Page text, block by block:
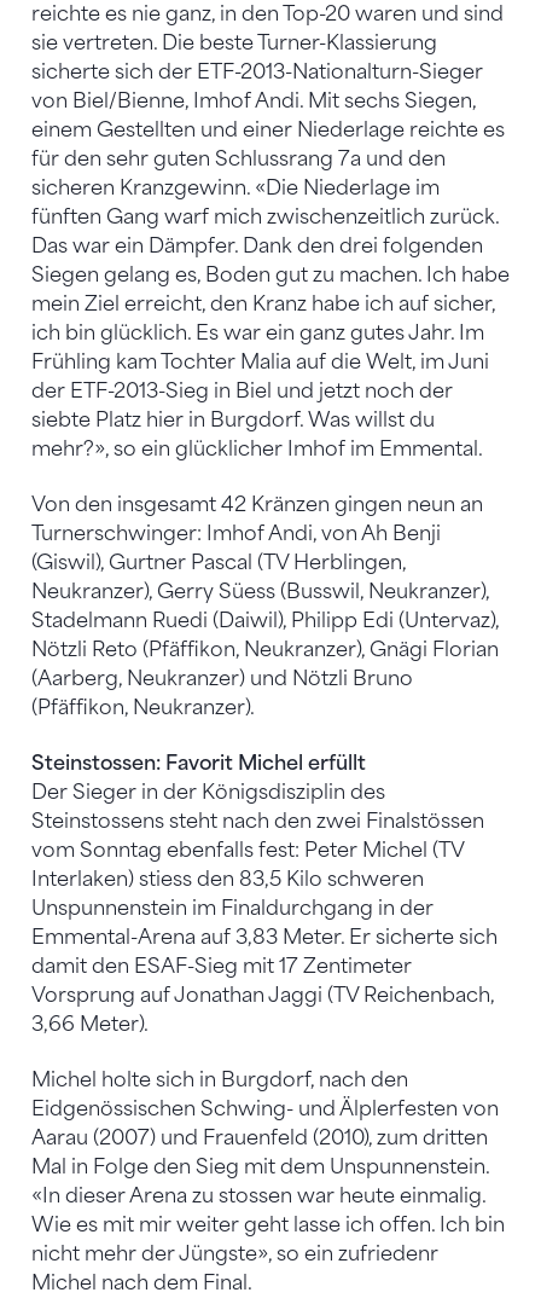
reichte es nie ganz, in den Top-20 waren und sind
sie vertreten. Die beste Turner-Klassierung
sicherte sich der ETF-2013-Nationalturn-Sieger
von Biel/Bienne, Imhof Andi. Mit sechs Siegen,
einem Gestellten und einer Niederlage reichte es
für den sehr guten Schlussrang 7a und den
sicheren Kranzgewinn. «Die Niederlage im
fünften Gang warf mich zwischenzeitlich zurück.
Das war ein Dämpfer. Dank den drei folgenden
Siegen gelang es, Boden gut zu machen. Ich habe
mein Ziel erreicht, den Kranz habe ich auf sicher,
ich bin glücklich. Es war ein ganz gutes Jahr. Im
Frühling kam Tochter Malia auf die Welt, im Juni
der ETF-2013-Sieg in Biel und jetzt noch der
siebte Platz hier in Burgdorf. Was willst du
mehr?», so ein glücklicher Imhof im Emmental.
Von den insgesamt 42 Kränzen gingen neun an
Turnerschwinger: Imhof Andi, von Ah Benji
(Giswil), Gurtner Pascal (TV Herblingen,
Neukranzer), Gerry Süess (Busswil, Neukranzer),
Stadelmann Ruedi (Daiwil), Philipp Edi (Untervaz),
Nötzli Reto (Pfäffikon, Neukranzer), Gnägi Florian
(Aarberg, Neukranzer) und Nötzli Bruno
(Pfäffikon, Neukranzer).
Steinstossen: Favorit Michel erfüllt
Der Sieger in der Königsdisziplin des
Steinstossens steht nach den zwei Finalstössen
vom Sonntag ebenfalls fest: Peter Michel (TV
Interlaken) stiess den 83,5 Kilo schweren
Unspunnenstein im Finaldurchgang in der
Emmental-Arena auf 3,83 Meter. Er sicherte sich
damit den ESAF-Sieg mit 17 Zentimeter
Vorsprung auf Jonathan Jaggi (TV Reichenbach,
3,66 Meter).
Michel holte sich in Burgdorf, nach den
Eidgenössischen Schwing- und Älplerfesten von
Aarau (2007) und Frauenfeld (2010), zum dritten
Mal in Folge den Sieg mit dem Unspunnenstein.
«In dieser Arena zu stossen war heute einmalig.
Wie es mit mir weiter geht lasse ich offen. Ich bin
nicht mehr der Jüngste», so ein zufriedenr
Michel nach dem Final.